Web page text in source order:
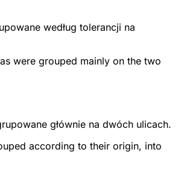
według tolerancji na
were grouped mainly on the two
głównie na dwóch ulicach.
according to their origin, into